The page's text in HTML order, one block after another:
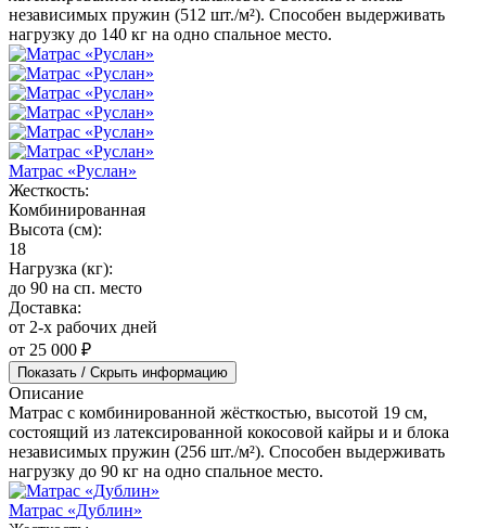
независимых пружин (512 шт./м²). Способен выдерживать
нагрузку до 140 кг на одно спальное место.
Матрас «Руслан»
Жесткость:
Комбинированная
Высота (см):
18
Нагрузка (кг):
до 90 на сп. место
Доставка:
от 2-х рабочих дней
от 25 000 ₽
Показать / Скрыть информацию
Описание
Матрас с комбинированной жёсткостью, высотой 19 см,
состоящий из латексированной кокосовой кайры и и блока
независимых пружин (256 шт./м²). Способен выдерживать
нагрузку до 90 кг на одно спальное место.
Матрас «Дублин»